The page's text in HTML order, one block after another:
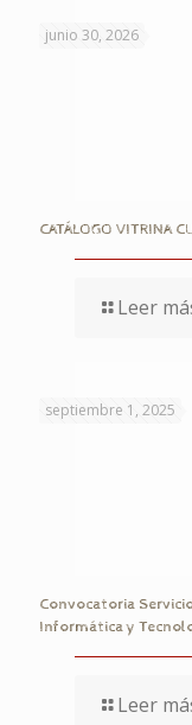
junio 30, 2026
CATÁLOGO VITRINA
Leer
septiembre 1, 2025
Convocatoria
Informática y
Leer